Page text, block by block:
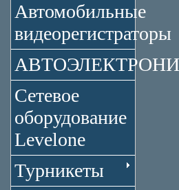
Автомобильные
видеорегистраторы
Сетевое
оборудование
Levelone
Турникеты